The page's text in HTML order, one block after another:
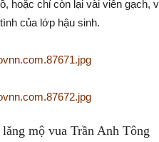
hoặc chỉ còn lại vài viên gạch,
của lớp hậu sinh.
mộ vua Trần Anh Tông